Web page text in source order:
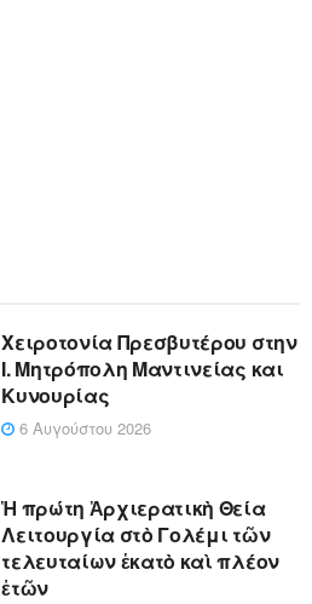
Xειροτονία Πρεσβυτέρου στην
Ι. Μητρόπολη Μαντινείας και
Κυνουρίας
6 Αυγούστου 2026
Ἡ πρώτη Ἀρχιερατικὴ Θεία
Λειτουργία στὸ Γολέμι τῶν
τελευταίων ἑκατὸ καὶ πλέον
ἐτῶν